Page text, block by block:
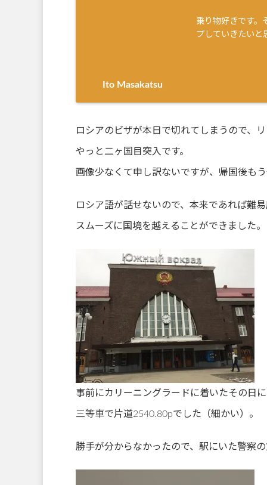
Ito Masakatsu
乗り物好きです。
プしていきたいと
ロシアのビザが本日で切れてしまうので、
やっと二ヶ国目突入です。
画像少なくて申し訳ないですが、帰国後も
ロシア語が話せないので、本来であれば難
スムーズに国境を越えることができました。
事前にカリーニングラードに着いたその日
三等車で片道2540.80рでした（細かい）。
勝手が分からなかったので、駅にいた警察